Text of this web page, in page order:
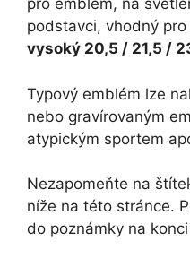
pro emblém, na
podstavci, vhodný
vysoký 20,5 / 21,5 /
Typový emblém lze
nebo gravírovaným
atypickým sportem
Nezapomeňte na
níže na této stránce.
do poznámky na